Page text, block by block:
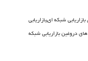
شبکه ای,بازاریابی
دروغین بازاریابی شبکه